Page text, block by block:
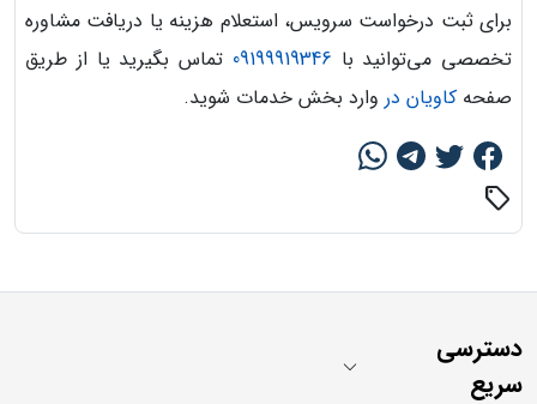
برای ثبت درخواست سرویس، استعلام هزینه یا دریافت مشاوره
تخصصی می‌توانید با 09199919346 تماس بگیرید یا از طریق
صفحه کاویان در وارد بخش خدمات شوید.
sell
دسترسی
سریع